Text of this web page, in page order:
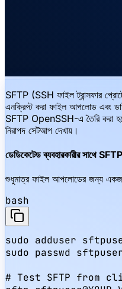
SFTP (SSH ফাইল ট্রান্সফার
এনক্রিপ্ট করা ফাইল আপলোড এবং
SFTP OpenSSH-এ তৈরি করা
নিরাপদ সেটআপ দেখায়।
ডেডিকেটেড ব্যবহারকারীর সাথে SFTP
শুধুমাত্র ফাইল আপলোডের জন্য একজন
bash
sudo adduser
sudo passwd
# Test SFTP from